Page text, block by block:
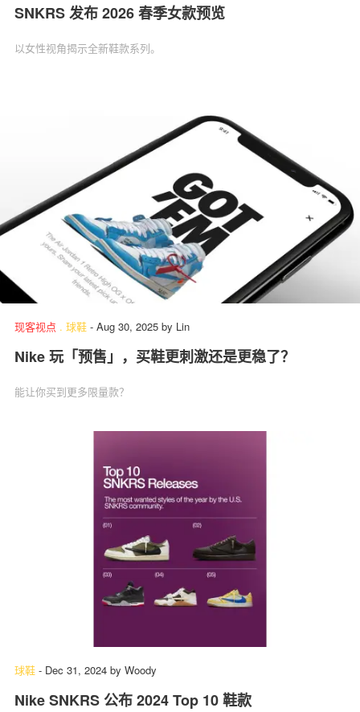
SNKRS 发布 2026 春季女款预览
以女性视角揭示全新鞋款系列。
现客视点 . 球鞋 - Aug 30, 2025 by Lin
Nike 玩「预售」，买鞋更刺激还是更稳了？
能让你买到更多限量款？
球鞋 - Dec 31, 2024 by Woody
Nike SNKRS 公布 2024 Top 10 鞋款